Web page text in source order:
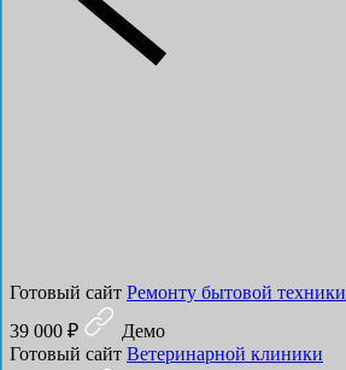
Готовый сайт Ремонту бытовой техники
39 000 ₽
Демо
Готовый сайт Ветеринарной клиники